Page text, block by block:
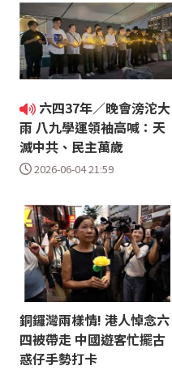
六四37年／晚會滂沱大
雨 八九學運領袖高喊：天
滅中共、民主萬歲
2026-06-04 21:59
銅鑼灣兩樣情! 港人悼念六
四被帶走 中國遊客忙擺古
惑仔手勢打卡